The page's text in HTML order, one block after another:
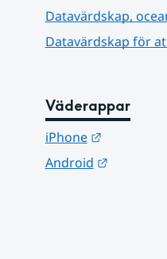
Datavärdskap,
Datavärdskap för
Väderappar
iPhone
Länk till
Android
Länk till